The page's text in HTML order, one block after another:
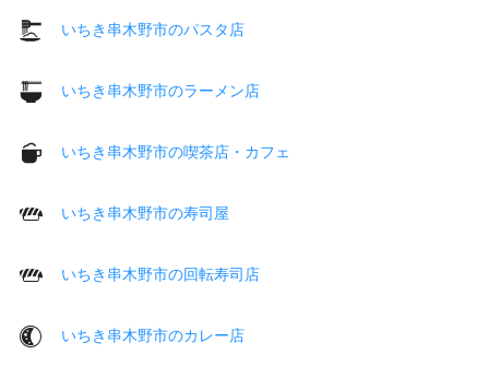
いちき串木野市のパスタ店
いちき串木野市のラーメン店
いちき串木野市の喫茶店・カフェ
いちき串木野市の寿司屋
いちき串木野市の回転寿司店
いちき串木野市のカレー店